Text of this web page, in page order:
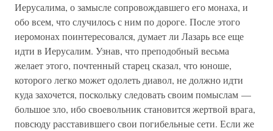
Иерусалима, о замысле сопровождавшего его монаха, и
обо всем, что случилось с ним по дороге. После этого
иеромонах поинтересовался, думает ли Лазарь все еще
идти в Иерусалим. Узнав, что преподобный весьма
желает этого, почтенный старец сказал, что юноше,
которого легко может одолеть диавол, не должно идти
куда захочется, поскольку следовать своим помыслам —
большое зло, ибо своевольник становится жертвой врага,
повсюду расставившего свои погибельные сети. Если же